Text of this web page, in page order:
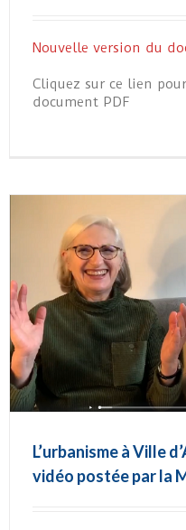
Nouvelle version du
Cliquez sur ce lien
document PDF
L’urbanisme à Ville
vidéo postée par la